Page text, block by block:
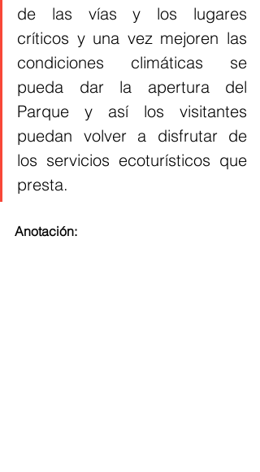
de las vías y los lugares
críticos y una vez mejoren las
condiciones climáticas se
pueda dar la apertura del
Parque y así los visitantes
puedan volver a disfrutar de
los servicios ecoturísticos que
presta.
Anotación: